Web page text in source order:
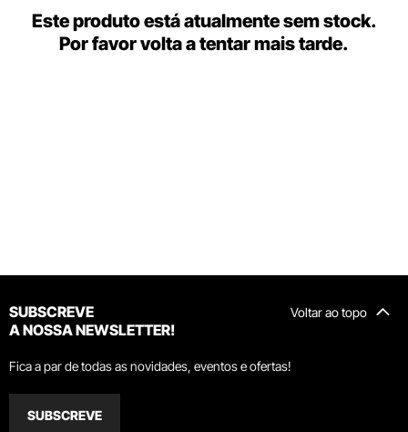
Este produto está atualmente sem stock.
Por favor volta a tentar mais tarde.
Voltar ao topo
SUBSCREVE
A NOSSA NEWSLETTER!
Fica a par de todas as novidades, eventos e ofertas!
SUBSCREVE